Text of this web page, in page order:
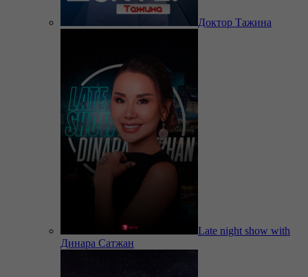
Доктор Тажина
Late night show with
Динара Сатжан